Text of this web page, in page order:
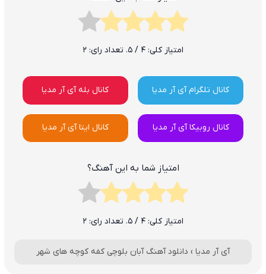
امتیاز کلی: 4 / 5. تعداد رای: 2
کانال تلگرام آی آر مدیا کانال بله آی آر مدیا
کانال روبیکا آی آر مدیا کانال ایتا آی آر مدیا
امتیاز شما به این آهنگ؟
امتیاز کلی: 4 / 5. تعداد رای: 2
آی آر مدیا › دانلود آهنگ آبان بلوچی کفه کوچه های شهر